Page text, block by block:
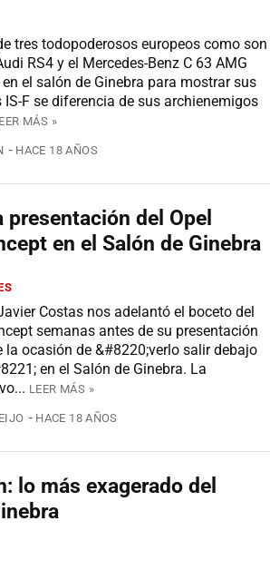
tres todopoderosos europeos como son
RS4 y el Mercedes-Benz C 63 AMG
el salón de Ginebra para mostrar sus
IS-F se diferencia de sus archienemigos
MÁS »
HACE 18 AÑOS
presentación del Opel
en el Salón de Ginebra
Costas nos adelantó el boceto del
semanas antes de su presentación
la ocasión de &#8220;verlo salir debajo
en el Salón de Ginebra. La
LEER MÁS »
HACE 18 AÑOS
lo más exagerado del